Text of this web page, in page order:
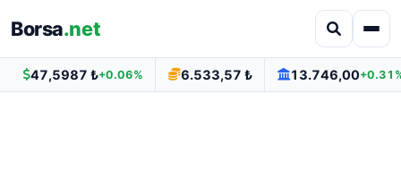
Borsa.net
47,5987 ₺+0.06% 6.533,57 ₺ 13.746,00